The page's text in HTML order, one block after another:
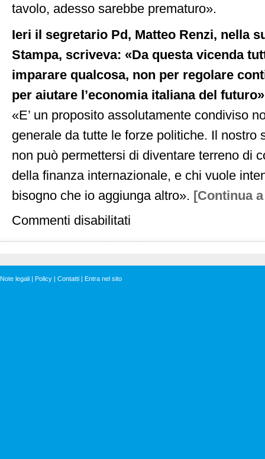
tavolo, adesso sarebbe prematuro».
Ieri il segretario Pd, Matteo Renzi, nella
Stampa, scriveva: «Da questa vicenda
imparare qualcosa, non per regolare
per aiutare l’economia italiana del
«E’ un proposito assolutamente condiviso
generale da tutte le forze politiche. Il nostro
non può permettersi di diventare terreno di
della finanza internazionale, e chi vuole
bisogno che io aggiunga altro». [Continua
Commenti disabilitati
Note legali | Policy | Contatti | Entra nel sito